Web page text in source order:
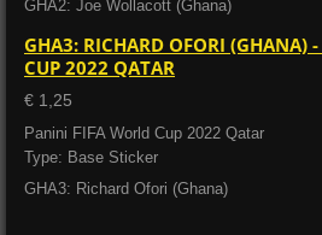
GHA2: Joe Wollacott (Ghana)
GHA3: RICHARD OFORI (GHANA)
CUP 2022 QATAR
€ 1,25
Panini FIFA World Cup 2022 Qatar
Type: Base Sticker
GHA3: Richard Ofori (Ghana)